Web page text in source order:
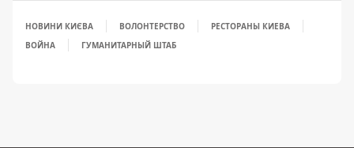
НОВИНИ КИЄВА ВОЛОНТЕРСТВО
РЕСТОРАНЫ КИЕВА
ВОЙНА
ГУМАНИТАРНЫЙ ШТАБ